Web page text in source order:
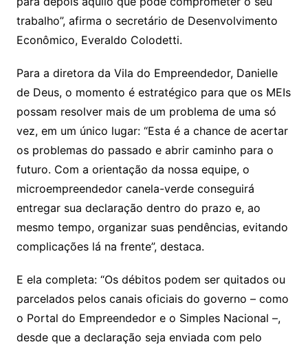
trabalho”, afirma o secretário de Desenvolvimento
Econômico, Everaldo Colodetti.
Para a diretora da Vila do Empreendedor, Danielle
de Deus, o momento é estratégico para que os MEIs
possam resolver mais de um problema de uma só
vez, em um único lugar: “Esta é a chance de acertar
os problemas do passado e abrir caminho para o
futuro. Com a orientação da nossa equipe, o
microempreendedor canela-verde conseguirá
entregar sua declaração dentro do prazo e, ao
mesmo tempo, organizar suas pendências, evitando
complicações lá na frente”, destaca.
E ela completa: “Os débitos podem ser quitados ou
parcelados pelos canais oficiais do governo – como
o Portal do Empreendedor e o Simples Nacional –,
desde que a declaração seja enviada com pelo